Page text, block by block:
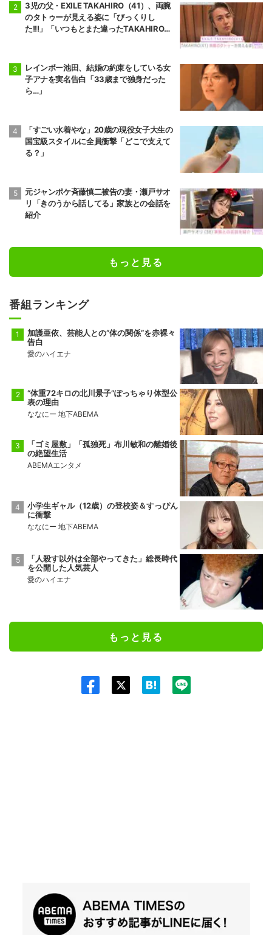
3児の父・EXILE TAKAHIRO（41）、両腕
のタトゥーが見える姿に「びっくりし
た!!!」「いつもとまた違ったTAKAHIROさ
レインボー池田、結婚の約束をしている女
子アナを実名告白「33歳まで独身だった
ら…」
「すごい水着やな」20歳の現役女子大生の
国宝級スタイルに全員衝撃「どこで支えて
る？」
元ジャンポケ斉藤慎二被告の妻・瀬戸サオ
リ「きのうから話してる」家族との会話を
紹介
もっと見る
番組ランキング
加護亜依、芸能人との“体の関係”を赤裸々
告白
愛のハイエナ
“体重72キロの北川景子”ぽっちゃり体型公
表の理由
ななにー 地下ABEMA
「ゴミ屋敷」「孤独死」布川敏和の離婚後
の絶望生活
ABEMAエンタメ
小学生ギャル（12歳）の登校姿＆すっぴん
に衝撃
ななにー 地下ABEMA
「人殺す以外は全部やってきた」総長時代
を公開した人気芸人
愛のハイエナ
もっと見る